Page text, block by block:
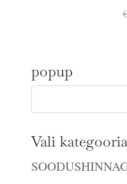
€
popup
Vali kategooria